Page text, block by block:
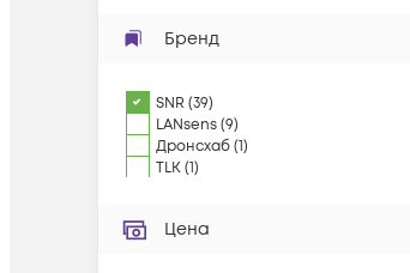
Бренд
SNR (39)
LANsens(9)
Дронсхаб(1)
TLK(1)
Цена